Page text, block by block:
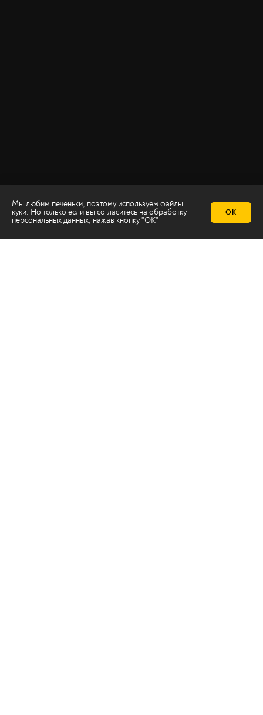
Мы любим печеньки, поэтому используем файлы
куки. Но только если вы согласитесь на обработку
персональных данных, нажав кнопку "ОК"
ОК